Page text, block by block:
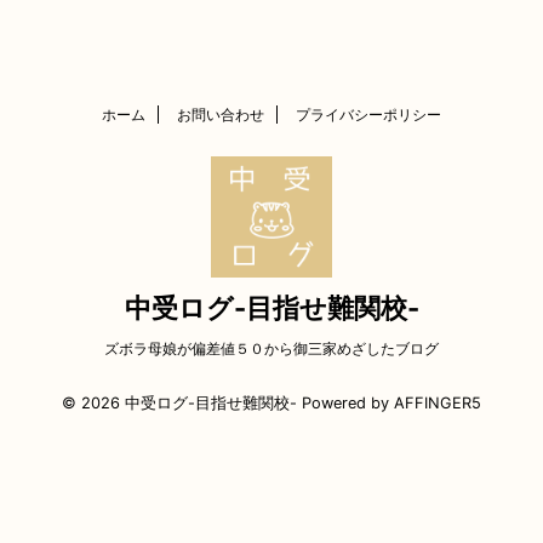
ホーム お問い合わせ プライバシーポリシー
中受ログ-目指せ難関校-
ズボラ母娘が偏差値５０から御三家めざしたブログ
© 2026 中受ログ-目指せ難関校- Powered by AFFINGER5